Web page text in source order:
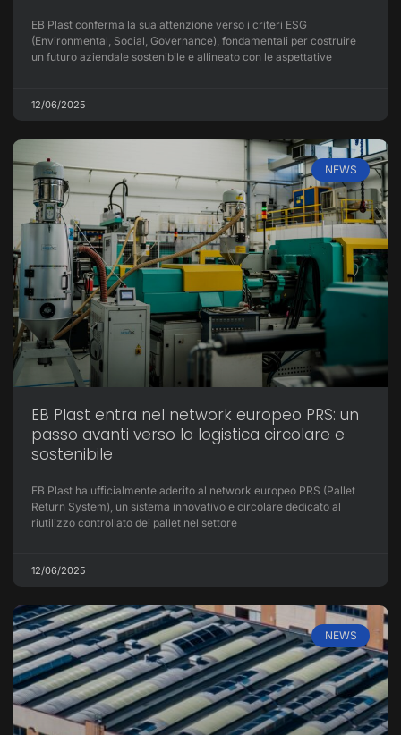
EB Plast conferma la sua attenzione verso i criteri ESG
(Environmental, Social, Governance), fondamentali per costruire
un futuro aziendale sostenibile e allineato con le aspettative
12/06/2025
NEWS
EB Plast entra nel network europeo PRS: un
passo avanti verso la logistica circolare e
sostenibile
EB Plast ha ufficialmente aderito al network europeo PRS (Pallet
Return System), un sistema innovativo e circolare dedicato al
riutilizzo controllato dei pallet nel settore
12/06/2025
NEWS